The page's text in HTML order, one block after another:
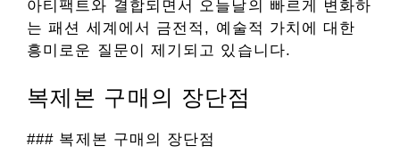
아티팩트와 결합되면서 오늘날의 빠르게 변화하
는 패션 세계에서 금전적, 예술적 가치에 대한
흥미로운 질문이 제기되고 있습니다.
복제본 구매의 장단점
### 복제본 구매의 장단점